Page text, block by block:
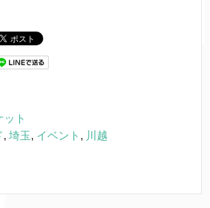
ット
, 埼玉, イベント , 川越